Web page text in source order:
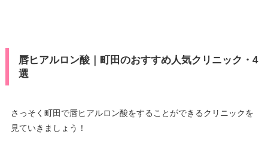
唇ヒアルロン酸｜町田のおすすめ人気クリニック・4
選
さっそく町田で唇ヒアルロン酸をすることができるクリニックを
見ていきましょう！